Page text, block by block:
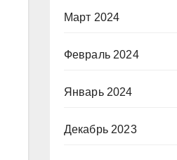
Март 2024
Февраль 2024
Январь 2024
Декабрь 2023